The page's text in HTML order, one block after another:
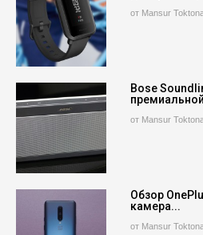
от Mansur
Bose
от Mansur
Обзор
камера...
от Mansur